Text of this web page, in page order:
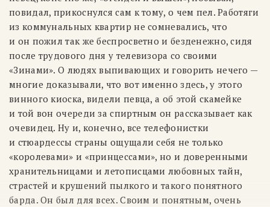
повидал, прикоснулся сам к тому, о чем пел. Работяги
из коммунальных квартир не сомневались, что
и он пожил так же беспросветно и безденежно, сидя
после трудового дня у телевизора со своими
«Зинами». О людях выпивающих и говорить нечего —
многие доказывали, что вот именно здесь, у этого
винного киоска, видели певца, а об этой скамейке
и той вон очереди за спиртным он рассказывает как
очевидец. Ну и, конечно, все телефонистки
и стюардессы страны ощущали себя не только
«королевами» и «принцессами», но и доверенными
хранительницами и летописцами любовных тайн,
страстей и крушений пылкого и такого понятного
барда. Он был для всех. Своим и понятным, очень